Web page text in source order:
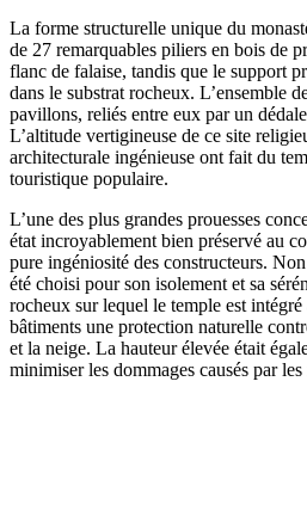
La forme structurelle unique du
de 27 remarquables piliers en bois de
flanc de falaise, tandis que le support
dans le substrat rocheux. L’ensemble
pavillons, reliés entre eux par un
L’altitude vertigineuse de ce site
architecturale ingénieuse ont fait du
touristique populaire.
L’une des plus grandes prouesses
état incroyablement bien préservé au
pure ingéniosité des constructeurs.
été choisi pour son isolement et sa
rocheux sur lequel le temple est
bâtiments une protection naturelle
et la neige. La hauteur élevée était
minimiser les dommages causés par